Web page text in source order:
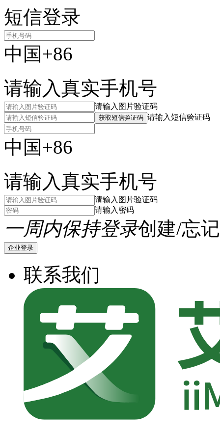
短信登录
中国+86
请输入真实手机号
请输入图片验证码
获取短信验证码 请输入短信验证码
中国+86
请输入真实手机号
请输入图片验证码
请输入密码
一周内保持登录创建/忘
企业登录
联系我们